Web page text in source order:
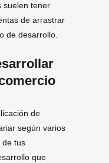
suelen tener
de arrastrar
de desarrollo.
de
según varios
de tus
que